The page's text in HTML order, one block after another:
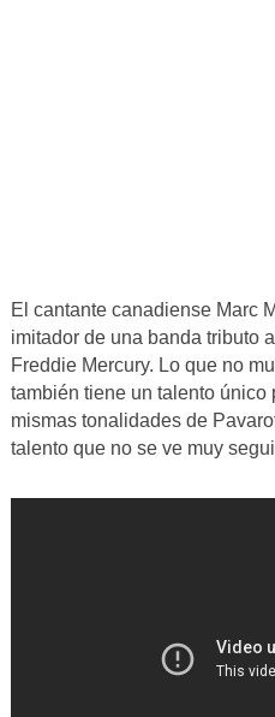
El cantante canadiense Marc
imitador de una banda tributo
Freddie Mercury. Lo que no
también tiene un talento único
mismas tonalidades de
talento que no se ve muy